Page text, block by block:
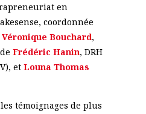
en
coordonnée
Véronique Bouchard,
Frédéric Hanin, DRH
et Louna Thomas
témoignages de plus